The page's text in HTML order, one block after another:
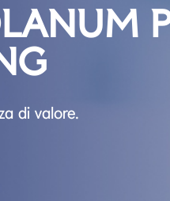
di valore.